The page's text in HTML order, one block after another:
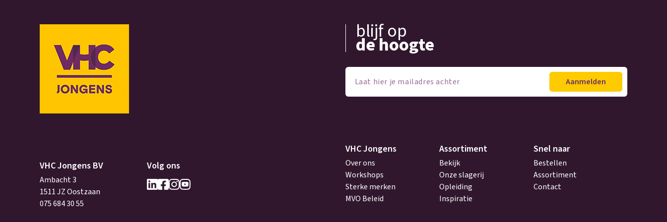
VHC Jongens BV
Ambacht 3
1511 JZ Oostzaan
075 684 30 55
Volg ons
blijf op
de hoogte
Laat
VHC Jongens
Over ons
Workshops
Sterke merken
MVO Beleid
Assortiment
Bekijk
Onze slagerij
Opleiding
Inspiratie
Snel naar
Bestellen
Assortiment
Contact